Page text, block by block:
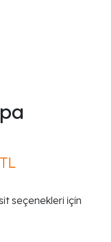
seçenekleri için